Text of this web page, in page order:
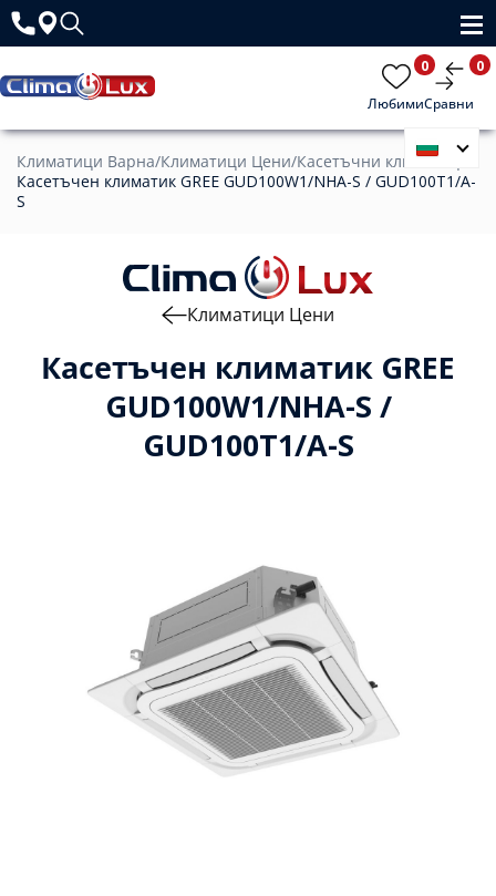
Любими
0
Сравни
0
Климатици Варна/Климатици Цени/Касетъчни климатици
Касетъчен климатик GREE GUD100W1/NHA-S / GUD100T1/A-
S
Касетъчен климатик GREE
GUD100W1/NHA-S /
GUD100T1/A-S
Климатици Цени